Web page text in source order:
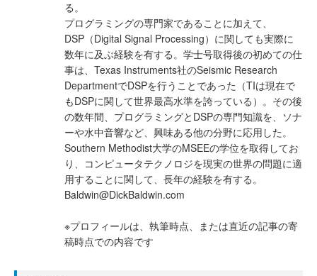
る。
プログラミングの専門家であることに加えて、
DSP（Digital Signal Processing）に関しても実際に
数年に及ぶ経験を有する。学士号取得後の初めての仕
事は、Texas Instruments社のSeismic Research
DepartmentでDSPを行うことであった（TIは現在で
もDSPに関して世界最高水準を誇っている）。その後
の数年間、プログラミングとDSPの専門知識を、ソナ
ーや水中音響など、興味ある他の分野に応用した。
Southern Methodist大学のMSEEの学位を取得してお
り、コンピュータテクノロジを現実の世界の問題に適
用することに関して、長年の経験を有する。
Baldwin@DickBaldwin.com
※プロフィールは、執筆時点、または直近の記事の寄
稿時点での内容です